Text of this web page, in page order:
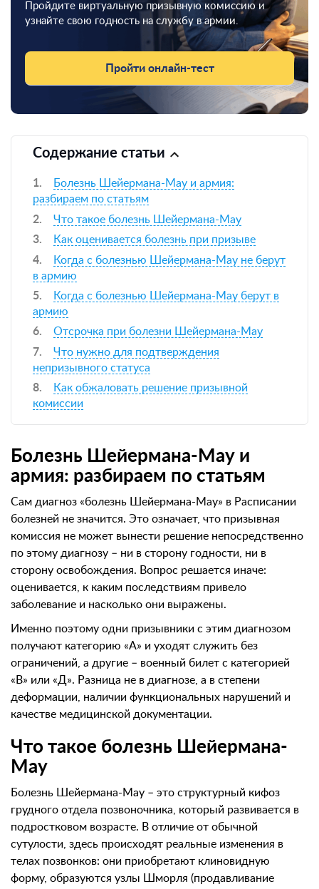
Пройдите виртуальную призывную комиссию и
узнайте свою годность на службу в армии.
Пройти онлайн-тест
Содержание статьи
Болезнь Шейермана-Мау и армия:
разбираем по статьям
Что такое болезнь Шейермана-Мау
Как оценивается болезнь при призыве
Когда с болезнью Шейермана-Мау не берут
в армию
Когда с болезнью Шейермана-Мау берут в
армию
Отсрочка при болезни Шейермана-Мау
Что нужно для подтверждения
непризывного статуса
Как обжаловать решение призывной
комиссии
Болезнь Шейермана-Мау и
армия: разбираем по статьям
Сам диагноз «болезнь Шейермана-Мау» в Расписании
болезней не значится. Это означает, что призывная
комиссия не может вынести решение непосредственно
по этому диагнозу – ни в сторону годности, ни в
сторону освобождения. Вопрос решается иначе:
оценивается, к каким последствиям привело
заболевание и насколько они выражены.
Именно поэтому одни призывники с этим диагнозом
получают категорию «А» и уходят служить без
ограничений, а другие – военный билет с категорией
«В» или «Д». Разница не в диагнозе, а в степени
деформации, наличии функциональных нарушений и
качестве медицинской документации.
Что такое болезнь Шейермана-
Мау
Болезнь Шейермана-Мау – это структурный кифоз
грудного отдела позвоночника, который развивается в
подростковом возрасте. В отличие от обычной
сутулости, здесь происходят реальные изменения в
телах позвонков: они приобретают клиновидную
форму, образуются узлы Шморля (продавливание